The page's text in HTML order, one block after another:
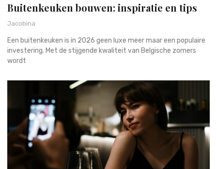
Buitenkeuken bouwen: inspiratie en tips
Jacobina
Een buitenkeuken is in 2026 geen luxe meer maar een populaire
investering. Met de stijgende kwaliteit van Belgische zomers
wordt